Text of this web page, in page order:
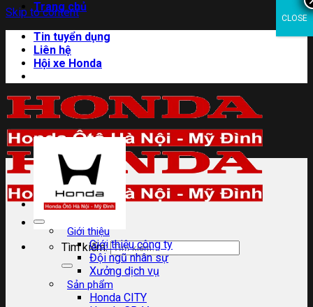
Skip to content
Trang chủ
Tin tuyển dụng
Liên hệ
Hội xe Honda
Tìm kiếm:
Giới thiệu
Giới thiệu công ty
Đội ngũ nhân sự
Xưởng dịch vụ
Sản phẩm
Honda CITY
CLOSE